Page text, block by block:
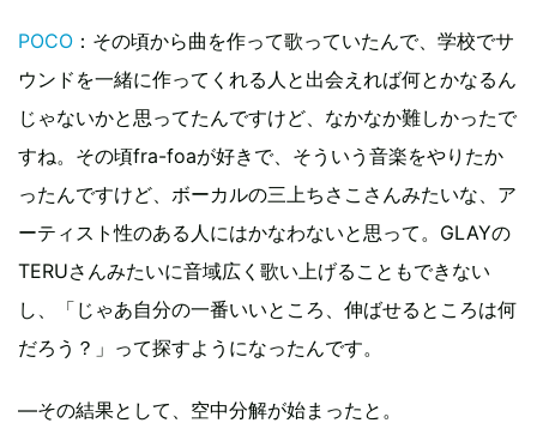
POCO ：その頃から曲を作って歌っていたんで、学校でサ
ウンドを一緒に作ってくれる人と出会えれば何とかなるん
じゃないかと思ってたんですけど、なかなか難しかったで
すね。その頃fra-foaが好きで、そういう音楽をやりたか
ったんですけど、ボーカルの三上ちさこさんみたいな、ア
ーティスト性のある人にはかなわないと思って。GLAYの
TERUさんみたいに音域広く歌い上げることもできない
し、「じゃあ自分の一番いいところ、伸ばせるところは何
だろう？」って探すようになったんです。
―その結果として、空中分解が始まったと。